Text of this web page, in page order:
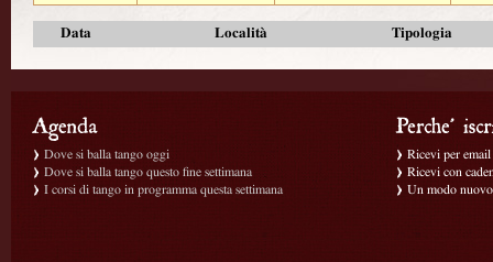
Data Località Tipologia
Dove si balla tango oggi
Dove si balla tango questo fine settimana
I corsi di tango in programma questa settimana
Ricevi per
Ricevi con
Un modo